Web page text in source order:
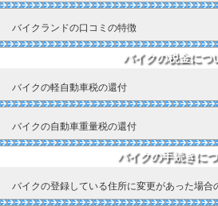
バイクランドの口コミの特徴
バイクの税金につ
バイクの軽自動車税の還付
バイクの自動車重量税の還付
バイクの手続きに
バイクの登録している住所に変更があった場合